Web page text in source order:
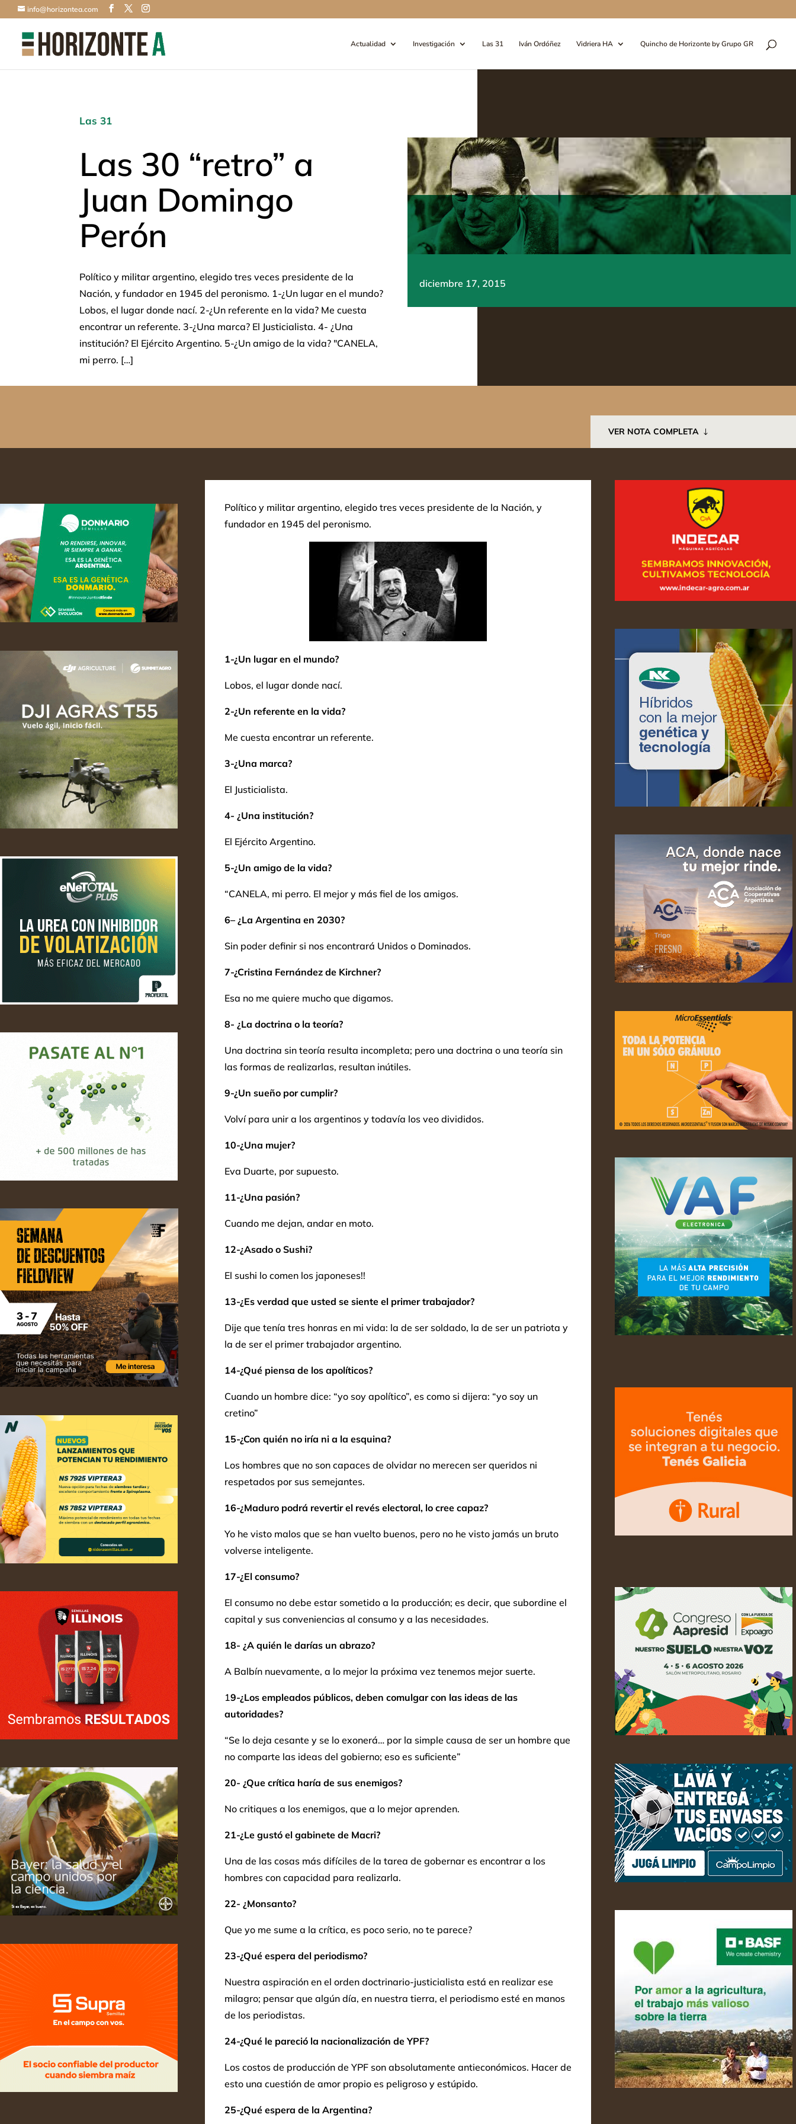
info@horizontea.com
Actualidad Investigación Las 31 Iván Ordóñez Vidriera HA Quincho de Horizonte by Grupo GR
Las 31
Las 30 “retro” a
Juan Domingo
Perón
Político y militar argentino, elegido tres veces presidente de la
Nación, y fundador en 1945 del peronismo. 1-¿Un lugar en el mundo?
Lobos, el lugar donde nací. 2-¿Un referente en la vida? Me cuesta
encontrar un referente. 3-¿Una marca? El Justicialista. 4- ¿Una
institución? El Ejército Argentino. 5-¿Un amigo de la vida? "CANELA,
mi perro. […]
diciembre 17, 2015
VER NOTA COMPLETA
Político y militar argentino, elegido tres veces presidente de la Nación, y
fundador en 1945 del peronismo.
1-¿Un lugar en el mundo?
Lobos, el lugar donde nací.
2-¿Un referente en la vida?
Me cuesta encontrar un referente.
3-¿Una marca?
El Justicialista.
4- ¿Una institución?
El Ejército Argentino.
5-¿Un amigo de la vida?
“CANELA, mi perro. El mejor y más fiel de los amigos.
6– ¿La Argentina en 2030?
Sin poder definir si nos encontrará Unidos o Dominados.
7-¿Cristina Fernández de Kirchner?
Esa no me quiere mucho que digamos.
8- ¿La doctrina o la teoría?
Una doctrina sin teoría resulta incompleta; pero una doctrina o una teoría sin
las formas de realizarlas, resultan inútiles.
9-¿Un sueño por cumplir?
Volví para unir a los argentinos y todavía los veo divididos.
10-¿Una mujer?
Eva Duarte, por supuesto.
11-¿Una pasión?
Cuando me dejan, andar en moto.
12-¿Asado o Sushi?
El sushi lo comen los japoneses!!
13-¿Es verdad que usted se siente el primer trabajador?
Dije que tenía tres honras en mi vida: la de ser soldado, la de ser un patriota y
la de ser el primer trabajador argentino.
14-¿Qué piensa de los apolíticos?
Cuando un hombre dice: “yo soy apolítico”, es como si dijera: “yo soy un
cretino”
15-¿Con quién no iría ni a la esquina?
Los hombres que no son capaces de olvidar no merecen ser queridos ni
respetados por sus semejantes.
16-¿Maduro podrá revertir el revés electoral, lo cree capaz?
Yo he visto malos que se han vuelto buenos, pero no he visto jamás un bruto
volverse inteligente.
17-¿El consumo?
El consumo no debe estar sometido a la producción; es decir, que subordine el
capital y sus conveniencias al consumo y a las necesidades.
18- ¿A quién le darías un abrazo?
A Balbín nuevamente, a lo mejor la próxima vez tenemos mejor suerte.
19-¿Los empleados públicos, deben comulgar con las ideas de las
autoridades?
“Se lo deja cesante y se lo exonerá… por la simple causa de ser un hombre que
no comparte las ideas del gobierno; eso es suficiente”
20- ¿Que crítica haría de sus enemigos?
No critiques a los enemigos, que a lo mejor aprenden.
21-¿Le gustó el gabinete de Macri?
Una de las cosas más difíciles de la tarea de gobernar es encontrar a los
hombres con capacidad para realizarla.
22- ¿Monsanto?
Que yo me sume a la crítica, es poco serio, no te parece?
23-¿Qué espera del periodismo?
Nuestra aspiración en el orden doctrinario-justicialista está en realizar ese
milagro; pensar que algún día, en nuestra tierra, el periodismo esté en manos
de los periodistas.
24-¿Qué le pareció la nacionalización de YPF?
Los costos de producción de YPF son absolutamente antieconómicos. Hacer de
esto una cuestión de amor propio es peligroso y estúpido.
25-¿Qué espera de la Argentina?